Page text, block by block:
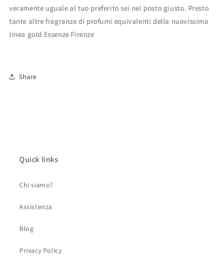
veramente uguale al tuo preferito sei nel posto giusto. Presto
tante altre fragranze di profumi equivalenti della nuovissima
linea gold Essenze Firenze
Share
Quick links
Chi siamo?
Assistenza
Blog
Privacy Policy